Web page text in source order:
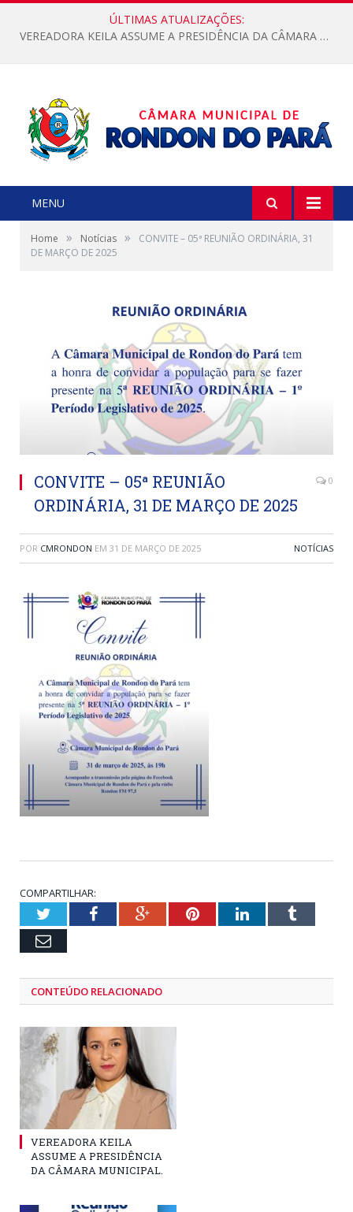
ÚLTIMAS ATUALIZAÇÕES:
VEREADORA KEILA ASSUME A PRESIDÊNCIA DA CÂMARA MUNICIPAL.
MENU
Home » Notícias »
CONVITE – 05ª REUNIÃO ORDINÁRIA, 31
DE MARÇO DE 2025
CONVITE – 05ª REUNIÃO
ORDINÁRIA, 31 DE MARÇO DE 2025
0
POR CMRONDON EM 31 DE MARÇO DE 2025 NOTÍCIAS
COMPARTILHAR:
TwitterFacebookGoogle+PinterestLinkedInTumblr
Email
CONTEÚDO RELACIONADO
VEREADORA KEILA
ASSUME A PRESIDÊNCIA
DA CÂMARA MUNICIPAL.